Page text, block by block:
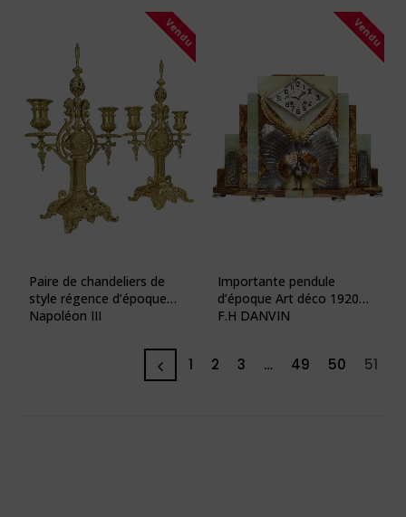
Vendu
Paire de chandeliers de
style régence d’époque
Napoléon III
Vendu
Importante pendule
d’époque Art déco 1920
F.H DANVIN
1 2 3 … 49 50 51